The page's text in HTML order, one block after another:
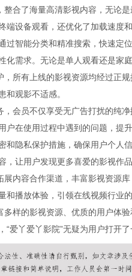
整合了海量高清影视内容，无论
端设备观看，还优化了加载速度
过智能分类和精准搜索，快速定
化需求。无论是单人观看还是家
，所有上线的影视资源均经过正
和观影不适感。
，会员不仅享受无广告打扰的纯
户在使用过程中遇到的问题，提
和隐私保护措施，确保用户个人
，让用户发现更多喜爱的影视作
展内容合作渠道，丰富影视资源
和播放体验，引领在线视频行业
多样的影视资源、优质的用户体
“爱丫爱丫影院”无疑为用户打开